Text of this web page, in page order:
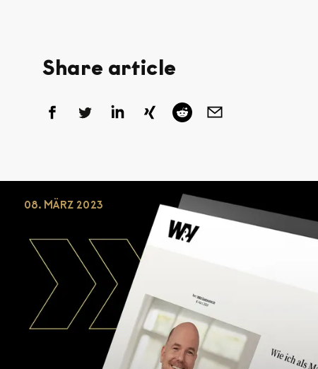
Share article
08. MÄRZ 2023